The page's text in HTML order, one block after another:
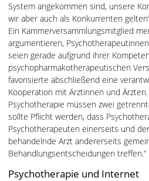
System angekommen sind, unsere
wir aber auch als Konkurrenten
Ein Kammerversammlungsmitglied
argumentieren,
seien gerade aufgrund ihrer
psychopharmakotherapeutischen
favorisierte abschließend eine
Kooperation mit Ärztinnen und
Psychotherapie müssen zwei
sollte Pflicht werden, dass
Psychotherapeuten einerseits und
behandelnde Arzt andererseits
Behandlungsentscheidungen treffen.“
Psychotherapie und Internet